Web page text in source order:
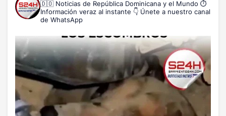
🇩🇴 Noticias de República Dominicana y el Mundo ⏱️
Información veraz al instante 👇 Únete a nuestro canal
de WhatsApp